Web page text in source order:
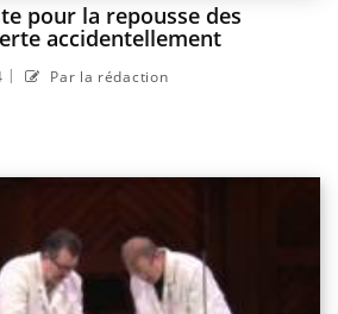
pour la repousse des
accidentellement
| Par la rédaction